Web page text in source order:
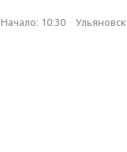
Начало: 10:30 · Ульяновск